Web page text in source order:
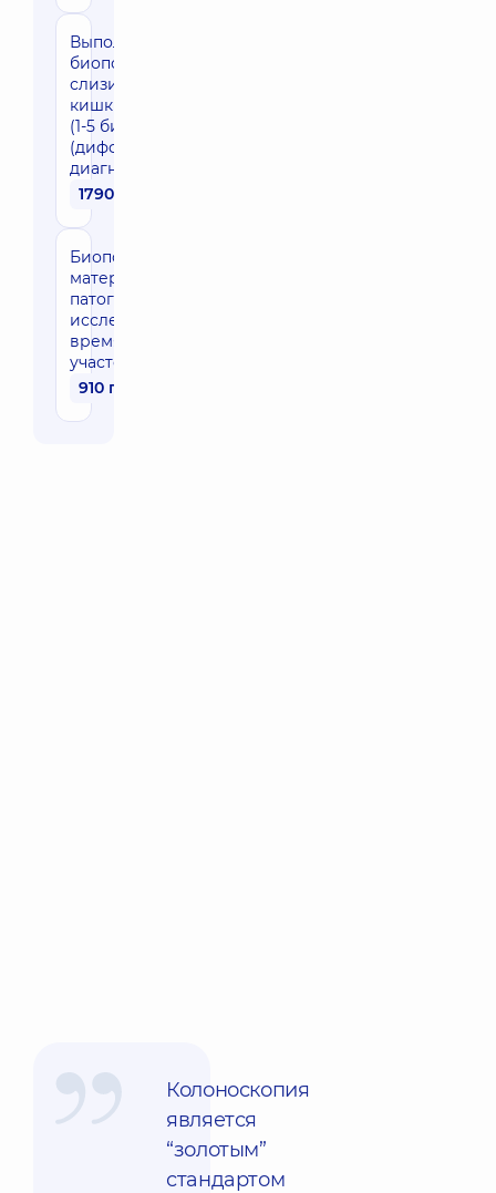
Выполнение
биопсии из
слизистой толстой
кишки - один очаг
(1-5 биоптатов)
(дифференциальная
диагностика колита)
1790 грн
Биопсия (взятие
материала для
патогистологического
исследования во
время эндоскопии) 1
участок (отдел)
910 грн
Колоноскопия
является
“золотым”
стандартом